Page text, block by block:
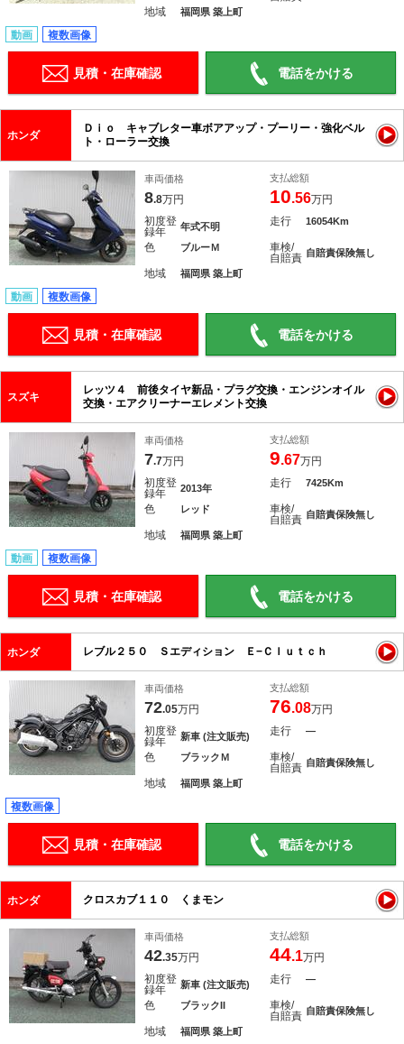
地域
福岡県 築上町
動画 複数画像
見積・在庫確認 電話をかける
ホンダ
Ｄｉｏ キャブレター車ボアアップ・プーリー・強化ベル
ト・ローラー交換
車両価格
8.8万円
支払総額
10.56万円
初度登
録年
年式不明 走行 16054Km
色 ブルーＭ
車検/
自賠責 自賠責保険無し
地域 福岡県 築上町
動画 複数画像
見積・在庫確認 電話をかける
スズキ
レッツ４ 前後タイヤ新品・プラグ交換・エンジンオイル
交換・エアクリーナーエレメント交換
車両価格
7.7万円
支払総額
9.67万円
初度登
録年
2013年 走行 7425Km
色 レッド
車検/
自賠責 自賠責保険無し
地域 福岡県 築上町
動画 複数画像
見積・在庫確認 電話をかける
ホンダ レブル２５０ Ｓエディション Ｅ−Ｃｌｕｔｃｈ
車両価格
72.05万円
支払総額
76.08万円
初度登
録年
新車 (注文販売) 走行 ―
色 ブラックＭ
車検/
自賠責 自賠責保険無し
地域 福岡県 築上町
複数画像
見積・在庫確認 電話をかける
ホンダ クロスカブ１１０ くまモン
車両価格
42.35万円
支払総額
44.1万円
初度登
録年
新車 (注文販売) 走行 ―
色 ブラックII
車検/
自賠責 自賠責保険無し
地域 福岡県 築上町